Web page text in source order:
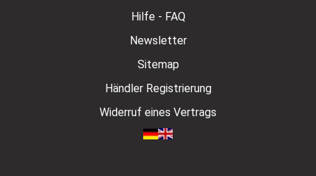
Hilfe - FAQ
Newsletter
Sitemap
Händler Registrierung
Widerruf eines Vertrags